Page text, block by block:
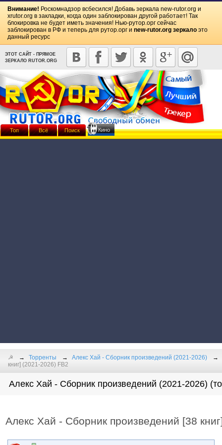
Внимание! Роскомнадзор всбесился! Добавь зеркала new-rutor.org и
xrutor.org в закладки, когда один заблокирован другой работает! Так
блокировка не будет иметь значения! Нью-рутор.орг сейчас
заблокирован в РФ и теперь для рутор.орг и new-rutor.org зеркало это
данный ресурс
ЭТОТ САЙТ - ПРЯМОЕ
ЗЕРКАЛО RUTOR.ORG
☭ Торренты
Алекс Хай - Сборник произведений (2021-2026)
книг] (2021-2026) FB2
Алекс Хай - Сборник произведений (2021-2026)
Алекс Хай - Сборник произведений [38